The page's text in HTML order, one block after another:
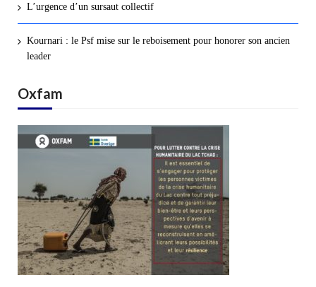
L’urgence d’un sursaut collectif
Kournari : le Psf mise sur le reboisement pour honorer son ancien
leader
Oxfam